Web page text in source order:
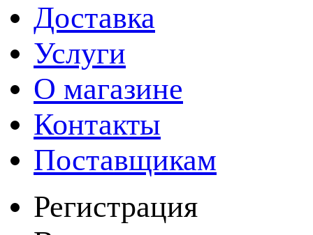
Доставка
Услуги
О магазине
Контакты
Поставщикам
Регистрация